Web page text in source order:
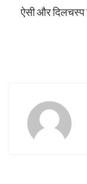
ऐसी और दिलचस्प